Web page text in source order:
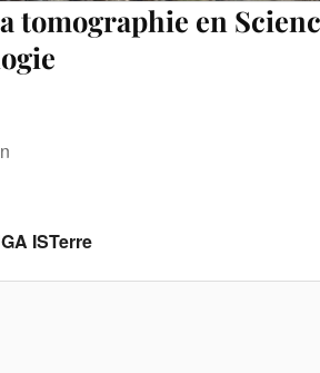
tomographie en
ISTerre